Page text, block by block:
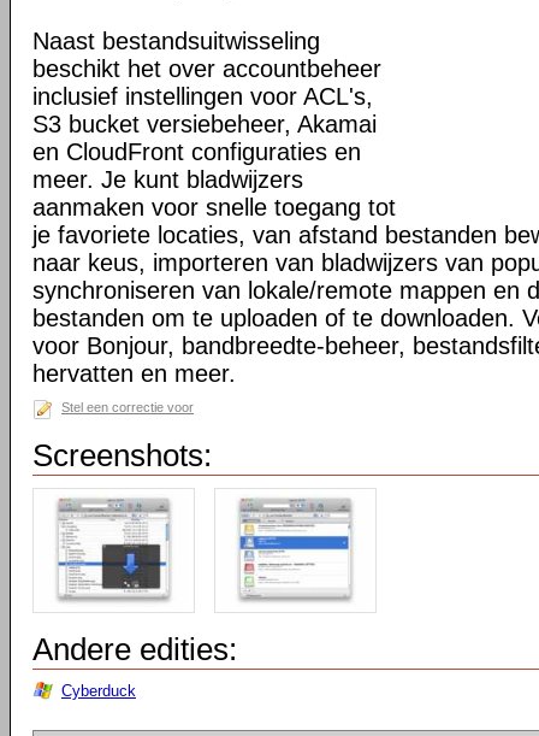
Naast bestandsuitwisseling
beschikt het over accountbeheer
inclusief instellingen voor ACL's,
S3 bucket versiebeheer, Akamai
en CloudFront configuraties en
meer. Je kunt bladwijzers
aanmaken voor snelle toegang tot
je favoriete locaties, van afstand bestanden
naar keus, importeren van bladwijzers van
synchroniseren van lokale/remote mappen en
bestanden om te uploaden of te downloaden.
voor Bonjour, bandbreedte-beheer,
hervatten en meer.
Stel een correctie voor
Screenshots:
Andere edities:
Cyberduck